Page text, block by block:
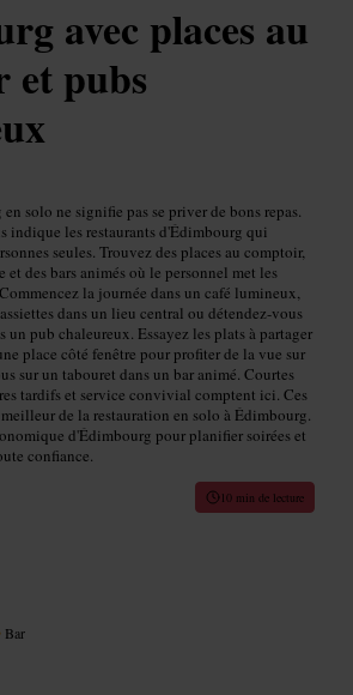
avec places au
et pubs
solo ne signifie pas se priver de bons repas.
indique les restaurants d'Édimbourg qui
seules. Trouvez des places au comptoir,
et des bars animés où le personnel met les
la journée dans un café lumineux,
dans un lieu central ou détendez-vous
un pub chaleureux. Essayez les plats à partager
place côté fenêtre pour profiter de la vue sur
sur un tabouret dans un bar animé. Courtes
tardifs et service convivial comptent ici. Ces
de la restauration en solo à Édimbourg.
d'Édimbourg pour planifier soirées et
confiance.
10 min de lecture
Bar